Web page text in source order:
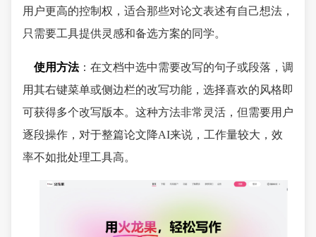
用户更高的控制权，适合那些对论文表述有自己想法，
只需要工具提供灵感和备选方案的同学。
使用方法：在文档中选中需要改写的句子或段落，调
用其右键菜单或侧边栏的改写功能，选择喜欢的风格即
可获得多个改写版本。这种方法非常灵活，但需要用户
逐段操作，对于整篇论文降AI来说，工作量较大，效
率不如批处理工具高。